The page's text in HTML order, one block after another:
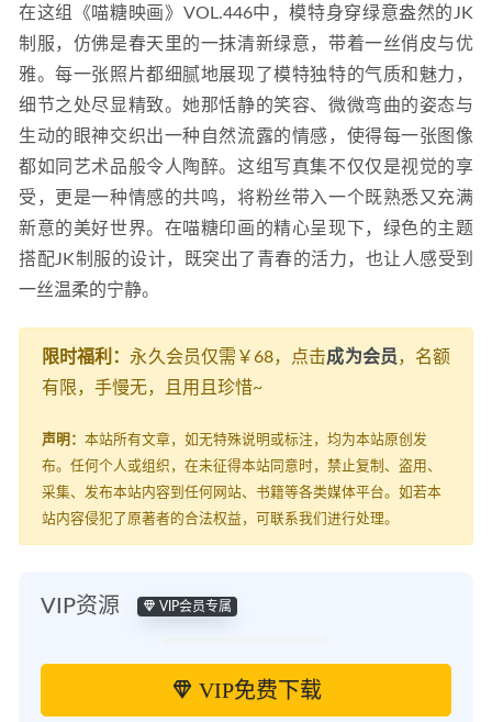
在这组《喵糖映画》VOL.446中，模特身穿绿意盎然的JK
制服，仿佛是春天里的一抹清新绿意，带着一丝俏皮与优
雅。每一张照片都细腻地展现了模特独特的气质和魅力，
细节之处尽显精致。她那恬静的笑容、微微弯曲的姿态与
生动的眼神交织出一种自然流露的情感，使得每一张图像
都如同艺术品般令人陶醉。这组写真集不仅仅是视觉的享
受，更是一种情感的共鸣，将粉丝带入一个既熟悉又充满
新意的美好世界。在喵糖印画的精心呈现下，绿色的主题
搭配JK制服的设计，既突出了青春的活力，也让人感受到
一丝温柔的宁静。
限时福利： 永久会员仅需￥68，点击成为会员，名额
有限，手慢无，且用且珍惜~
声明： 本站所有文章，如无特殊说明或标注，均为本站原创发
布。任何个人或组织，在未征得本站同意时，禁止复制、盗用、
采集、发布本站内容到任何网站、书籍等各类媒体平台。如若本
站内容侵犯了原著者的合法权益，可联系我们进行处理。
VIP资源 VIP会员专属
VIP免费下载